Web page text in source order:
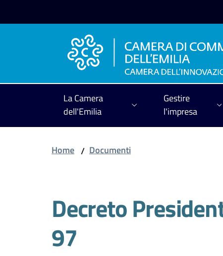
La Camera
dell'Emilia
Gestire
l'impresa
Home / Documenti
Decreto
97